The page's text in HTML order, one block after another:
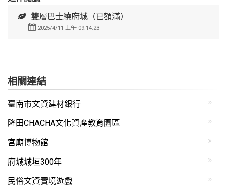
雙層巴士繞府城（已額滿）
2025/4/11 上午 09:14:23
相關連結
臺南市文資建材銀行
隆田CHACHA文化資產教育園區
宮廟博物館
府城城垣300年
民俗文資實境遊戲